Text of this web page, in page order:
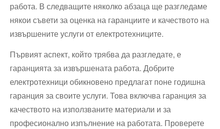
работа. В следващите няколко абзаца ще разгледаме
някои съвети за оценка на гаранциите и качеството на
извършените услуги от електротехниците.
Първият аспект, който трябва да разгледате, е
гаранцията за извършената работа. Добрите
електротехници обикновено предлагат поне годишна
гаранция за своите услуги. Това включва гаранция за
качеството на използваните материали и за
професионално изпълнение на работата. Проверете